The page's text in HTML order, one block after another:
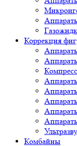
Коррекция
Комбайны